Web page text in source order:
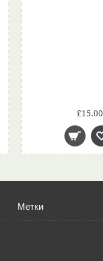
£15.00
Метки